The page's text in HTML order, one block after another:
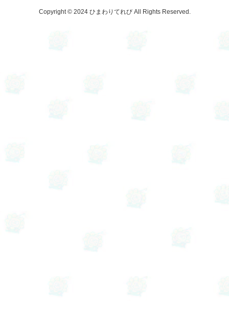
Copyright © 2024 ひまわりてれび All Rights Reserved.